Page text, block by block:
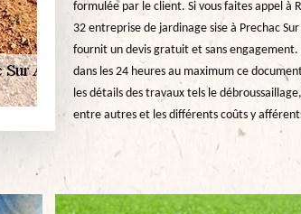
formulée par le client. Si vous faites appel à
32 entreprise de jardinage sise à Prechac
fournit un devis gratuit et sans engagement.
dans les 24 heures au maximum ce
les détails des travaux tels le
entre autres et les différents coûts y